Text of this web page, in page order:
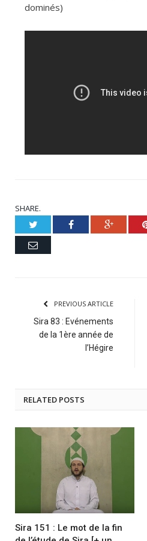
dominés)
SHARE.
Twitter Facebook Google+
Email
PREVIOUS ARTICLE
Sira 83 : Evénements
de la 1ère année de
l’Hégire
RELATED POSTS
Sira 151 : Le mot de la fin